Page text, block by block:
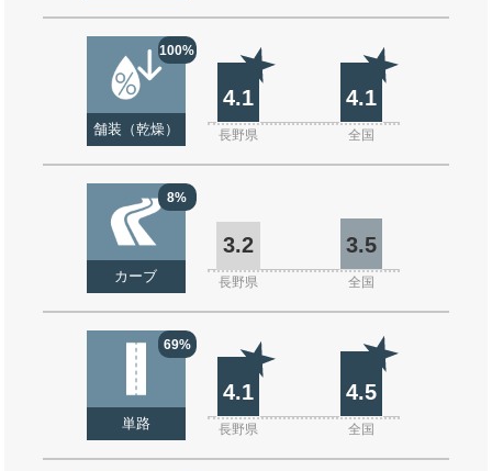
100%
舗装（乾燥）
4.1 4.1
長野県 全国
8%
カーブ
3.2 3.5
長野県 全国
69%
単路
4.1 4.5
長野県 全国